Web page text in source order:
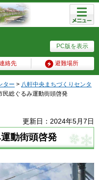
PC版を表示
絡先 避難場所
メニュ
ー
ター > 八軒中央まちづくりセンタ
民総ぐるみ運動街頭啓発
更新日：2024年5月7日
動街頭啓発